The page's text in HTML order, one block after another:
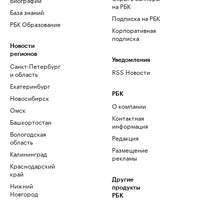
База знаний
РБК Образование
Новости
регионов
Санкт-Петербург
и область
Екатеринбург
Новосибирск
Омск
Башкортостан
Вологодская
область
Калининград
Краснодарский
край
Нижний
Новгород
на РБК
Подписка на РБК
Корпоративная
подписка
Уведомления
RSS Новости
РБК
О компании
Контактная
информация
Редакция
Размещение
рекламы
Другие
продукты
РБК